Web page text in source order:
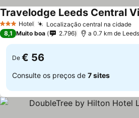
3 EstrelasHotel Localização central na cidade
Travelodge Leeds Central
8,1 Muito boa 2.796 a 0.7 km de
De € 56
Consulte os preços de 7 sites